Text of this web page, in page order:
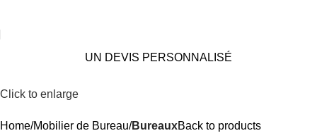
UN DEVIS PERSONNALISÉ
Click to enlarge
Home Mobilier de Bureau BureauxBack to products